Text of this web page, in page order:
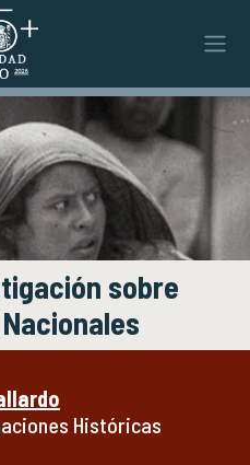
sobre
Históricas